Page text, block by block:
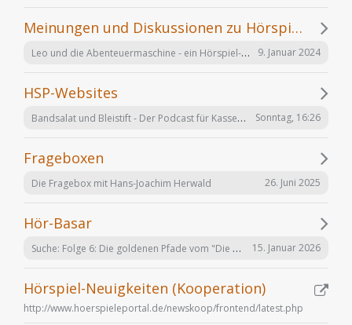
Meinungen und Diskussionen zu Hörspielen und Hörbüchern
Leo und die Abenteuermaschine - ein Hörspiel-Desaster mit Happy End 9. Januar 2024
HSP-Websites
Bandsalat und Bleistift - Der Podcast für Kassetten-Kinder Sonntag, 16:26
Frageboxen
Die Fragebox mit Hans-Joachim Herwald 26. Juni 2025
Hör-Basar
Suche: Folge 6: Die goldenen Pfade vom "Die Elfen" Hörspiel von Bernhard Hennen 15. Januar 2026
Hörspiel-Neuigkeiten (Kooperation)
http://www.hoerspieleportal.de/newskoop/frontend/latest.php